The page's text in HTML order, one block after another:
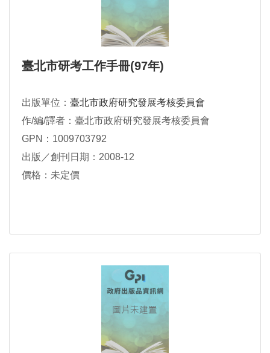
臺北市研考工作手冊(97年)
出版單位： 臺北市政府研究發展考核委員會
作/編/譯者：臺北市政府研究發展考核委員會
GPN：1009703792
出版／創刊日期：2008-12
價格：未定價